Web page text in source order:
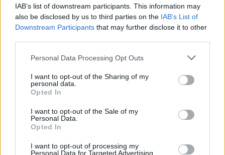
IAB’s list of downstream participants. This information may
also be disclosed by us to third parties on the IAB’s List of
Downstream Participants that may further disclose it to other
Personal Data Processing Opt Outs
I want to opt-out of the Sharing of my
personal data.
Opted In
I want to opt-out of the Sale of my
Personal Data.
Opted In
I want to opt-out of processing my
Personal Data for Targeted Advertising.
Email
Progetti
Istituto
Procedendo accetti la privacy policy